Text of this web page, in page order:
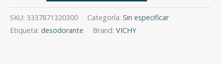
On
Regulador
SKU: 3337871320300 Categoría: Sin especificar
Etiqueta: desodorante Brand: VICHY